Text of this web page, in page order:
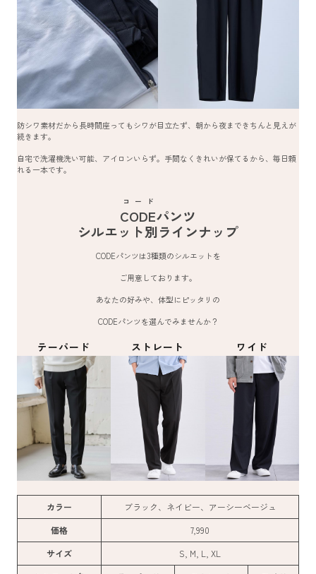
防シワ素材だから長時間座ってもシワが目立たず、朝から夜まできちんと見えが
続きます。
自宅で洗濯機洗い可能、アイロンいらず。手間なくきれいが保てるから、毎日頼
れる一本です。
CODE
コード
パンツ
シルエット別ラインナップ
CODEパンツは3種類のシルエットを
ご用意しております。
あなたの好みや、体型にピッタリの
CODEパンツを選んでみませんか？
テーパード ストレート ワイド
カラー
ブラック、ネイビー、アーシーベージュ
価格
7,990
サイズ
S, M, L, XL